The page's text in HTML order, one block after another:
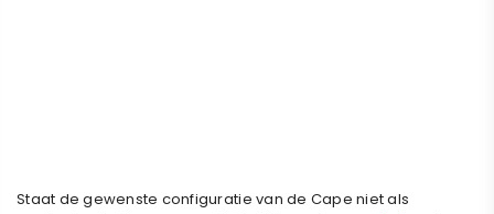
Staat de gewenste configuratie van de Cape niet als